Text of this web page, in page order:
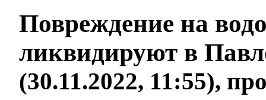
Повреждение на
ликвидируют в
(30.11.2022, 11:55),